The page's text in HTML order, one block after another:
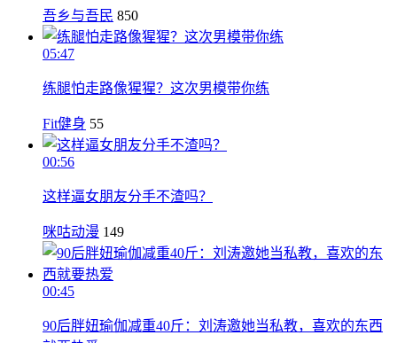
吾乡与吾民 850
05:47
练腿怕走路像猩猩？这次男模带你练
Fit健身 55
00:56
这样逼女朋友分手不渣吗？
咪咕动漫 149
00:45
90后胖妞瑜伽减重40斤：刘涛邀她当私教，喜欢的东西